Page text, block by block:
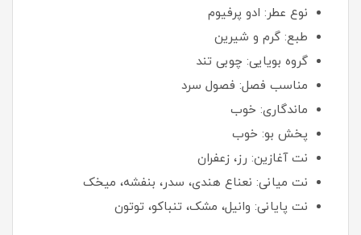
نوع عطر: ادو پرفیوم
طبع: گرم و شیرین
گروه بویایی: چوبی تند
مناسب فصل: فصول سرد
ماندگاری: خوب
پخش بو: خوب
نت آغازین: رز، زعفران
نت میانی: نعناع هندی، سدر، بنفشه، میخک
نت پایانی: وانیل، مشک، تنباکو، توتون